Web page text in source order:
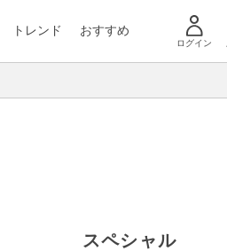
トレンド おすすめ
ログイン
スペシャル